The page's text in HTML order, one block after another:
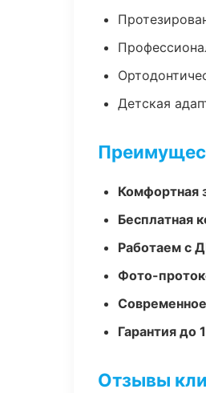
Детская
Комфортная
Бесплатная
Работаем с
Фото-
Гарантия до
Отзывы